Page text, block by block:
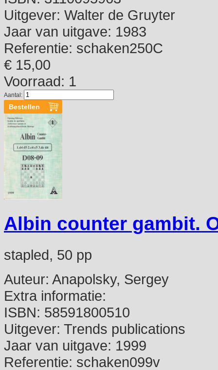
Uitgever: Walter de Gruyter
Jaar van uitgave: 1983
Referentie: schaken250C
€ 15,00
Voorraad: 1
Aantal:
Albin counter gambit.
stapled, 50 pp
Auteur: Anapolsky, Sergey
Extra informatie:
ISBN: 58591800510
Uitgever: Trends publications
Jaar van uitgave: 1999
Referentie: schaken099v